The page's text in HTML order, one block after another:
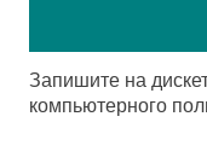
Запишите на
компьютерного